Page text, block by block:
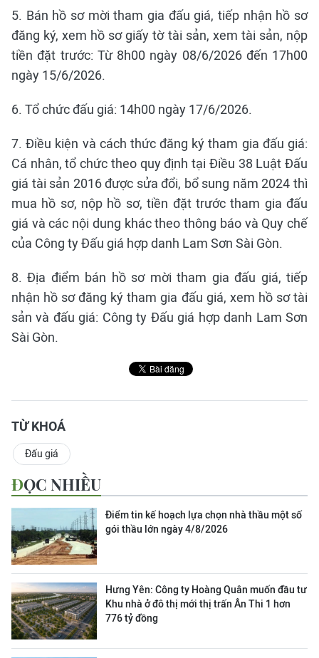
5. Bán hồ sơ mời tham gia đấu giá, tiếp nhận hồ sơ
đăng ký, xem hồ sơ giấy tờ tài sản, xem tài sản, nộp
tiền đặt trước: Từ 8h00 ngày 08/6/2026 đến 17h00
ngày 15/6/2026.
6. Tổ chức đấu giá: 14h00 ngày 17/6/2026.
7. Điều kiện và cách thức đăng ký tham gia đấu giá:
Cá nhân, tổ chức theo quy định tại Điều 38 Luật Đấu
giá tài sản 2016 được sửa đổi, bổ sung năm 2024 thì
mua hồ sơ, nộp hồ sơ, tiền đặt trước tham gia đấu
giá và các nội dung khác theo thông báo và Quy chế
của Công ty Đấu giá hợp danh Lam Sơn Sài Gòn.
8. Địa điểm bán hồ sơ mời tham gia đấu giá, tiếp
nhận hồ sơ đăng ký tham gia đấu giá, xem hồ sơ tài
sản và đấu giá: Công ty Đấu giá hợp danh Lam Sơn
Sài Gòn.
TỪ KHOÁ
Đấu giá
ĐỌC NHIỀU
Điểm tin kế hoạch lựa chọn nhà thầu một số
gói thầu lớn ngày 4/8/2026
Hưng Yên: Công ty Hoàng Quân muốn đầu tư
Khu nhà ở đô thị mới thị trấn Ân Thi 1 hơn
776 tỷ đồng